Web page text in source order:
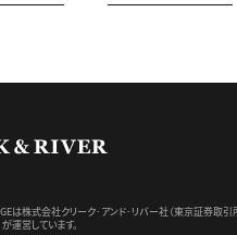
は株式会社クリーク･アンド･リバー社（東京証券取引
運営しています。